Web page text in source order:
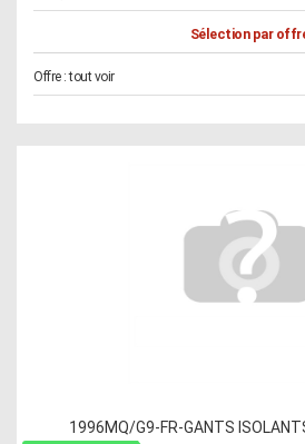
Sélection par
Offre :tout voir
1996MQ/G9-FR-GANTS